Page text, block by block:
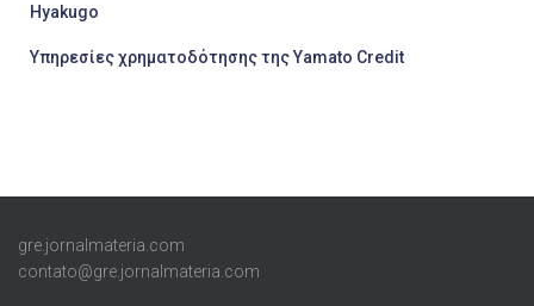
Hyakugo
Υπηρεσίες χρηματοδότησης της Yamato Credit
gre.jornalmateria.com
contato@gre.jornalmateria.com